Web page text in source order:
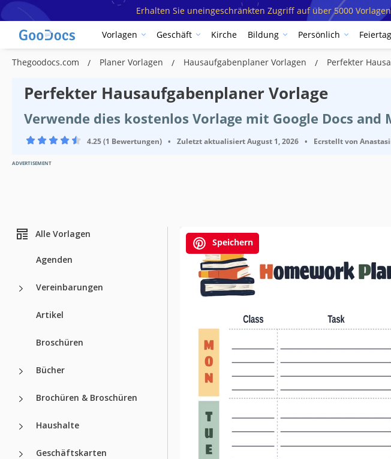
Erhalten Sie uneingeschränkten Zugriff auf über 5000
Vorlagen Geschäft Kirche Bildung Persönlich
Thegoodocs.com Planer Vorlagen Hausaufgabenplaner Vorlagen Perfekter
Perfekter Hausaufgabenplaner Vorlage
Verwende dies kostenlos Vorlage mit Google Docs and
4.25 (1 Bewertungen) • Zuletzt aktualisiertAugust 1, 2026 • Ecrstellt von
ADVERTISEMENT
Alle Vorlagen
Agenden
Vereinbarungen
Artikel
Broschüren
Bücher
Brochüren & Broschüren
Haushalte
Geschäftskarten
Speichern